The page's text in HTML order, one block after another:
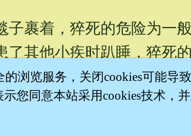
裹着，猝死的危险为一般
其他小疾时趴睡，猝死的
度较高，猝死的危险增为
险，目前仍是个谜。
浏览服务，关闭cookies可能导
您同意本站采用cookies技术，